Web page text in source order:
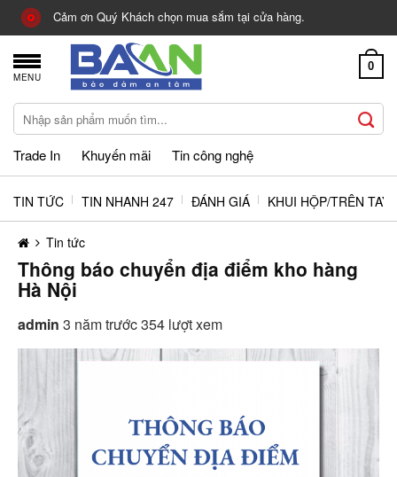
Skip
to
content
Cảm ơn Quý Khách chọn mua sắm tại cửa hàng.
MENU
0
Tìm
kiếm:
Trade In Khuyến mãi Tin công nghệ
TIN TỨC TIN NHANH 247 ĐÁNH GIÁ KHUI HỘP/TRÊN TAY
Tin tức
Thông báo chuyển địa điểm kho hàng
Hà Nội
admin 3 năm trước354 lượt xem